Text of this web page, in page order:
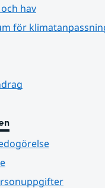
hav
för